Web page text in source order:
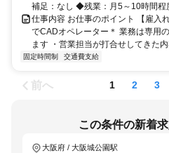
補足：なし ◆残業：月5～10時間程
仕事内容 お仕事のポイント 【雇入
でCADオペレーター＊ 業務は専用
ます ・営業担当が打合せしてきた
固定時間制 交通費支給
前へ 1 2 3
この条件の新着
大阪府 / 大阪城公園駅